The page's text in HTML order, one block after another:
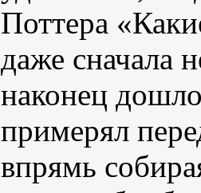
Поттера
даже сначала
наконец
примерял
впрямь